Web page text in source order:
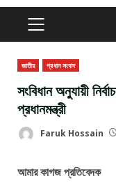
PRIMARY
MENU
জাতীয় প্রধান সংবাদ
সংবিধান অনুযায়ী
প্রধানমন্ত্রী
Faruk Hossain
আমার কাগজ প্রতিবেদক